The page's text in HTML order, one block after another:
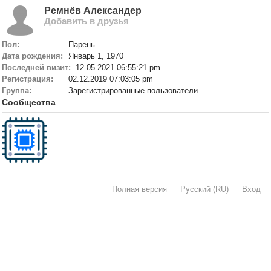
Ремнёв Александер
Добавить в друзья
Пол:
Парень
Дата рождения:
Январь 1, 1970
Последней визит:
12.05.2021 06:55:21 pm
Регистрация:
02.12.2019 07:03:05 pm
Группа:
Зарегистрированные пользователи
Сообщества
Полная версия Русский (RU) Вход